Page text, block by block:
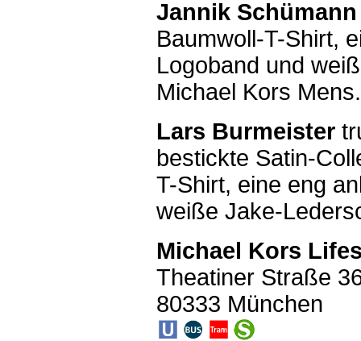
Jannik Schümann
Baumwoll-T-Shirt,
Logoband und
Michael Kors Mens.
Lars Burmeister
bestickte Satin-
T-Shirt, eine eng
weiße Jake-
Michael Kors
Theatiner Straße
80333 München